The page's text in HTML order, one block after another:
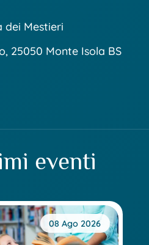
dei Mestieri
25050 Monte Isola BS
eventi
08 Ago 2026